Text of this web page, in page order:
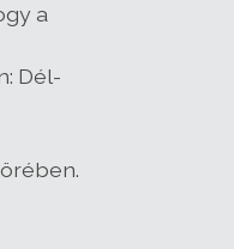
a
Dél-